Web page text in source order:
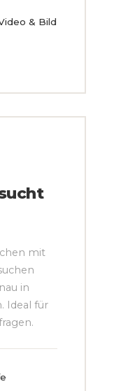
& Bild
mit
in
Ideal für